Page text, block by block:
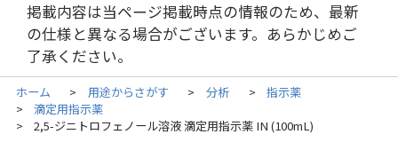
掲載内容は当ページ掲載時点の情報のため、最新
の仕様と異なる場合がございます。あらかじめご
了承ください。
ホーム > 用途からさがす > 分析 > 指示薬
> 滴定用指示薬
> 2,5-ジニトロフェノール溶液 滴定用指示薬 IN (100mL)